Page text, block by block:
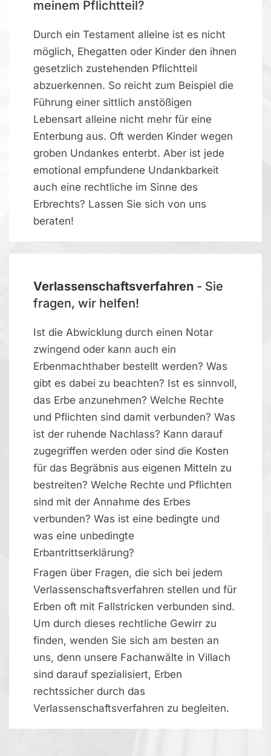
meinem Pflichtteil?
Durch ein Testament alleine ist es nicht
möglich, Ehegatten oder Kinder den ihnen
gesetzlich zustehenden Pflichtteil
abzuerkennen. So reicht zum Beispiel die
Führung einer sittlich anstößigen
Lebensart alleine nicht mehr für eine
Enterbung aus. Oft werden Kinder wegen
groben Undankes enterbt. Aber ist jede
emotional empfundene Undankbarkeit
auch eine rechtliche im Sinne des
Erbrechts? Lassen Sie sich von uns
beraten!
Verlassenschaftsverfahren - Sie
fragen, wir helfen!
Ist die Abwicklung durch einen Notar
zwingend oder kann auch ein
Erbenmachthaber bestellt werden? Was
gibt es dabei zu beachten? Ist es sinnvoll,
das Erbe anzunehmen? Welche Rechte
und Pflichten sind damit verbunden? Was
ist der ruhende Nachlass? Kann darauf
zugegriffen werden oder sind die Kosten
für das Begräbnis aus eigenen Mitteln zu
bestreiten? Welche Rechte und Pflichten
sind mit der Annahme des Erbes
verbunden? Was ist eine bedingte und
was eine unbedingte
Erbantrittserklärung?
Fragen über Fragen, die sich bei jedem
Verlassenschaftsverfahren stellen und für
Erben oft mit Fallstricken verbunden sind.
Um durch dieses rechtliche Gewirr zu
finden, wenden Sie sich am besten an
uns, denn unsere Fachanwälte in Villach
sind darauf spezialisiert, Erben
rechtssicher durch das
Verlassenschaftsverfahren zu begleiten.